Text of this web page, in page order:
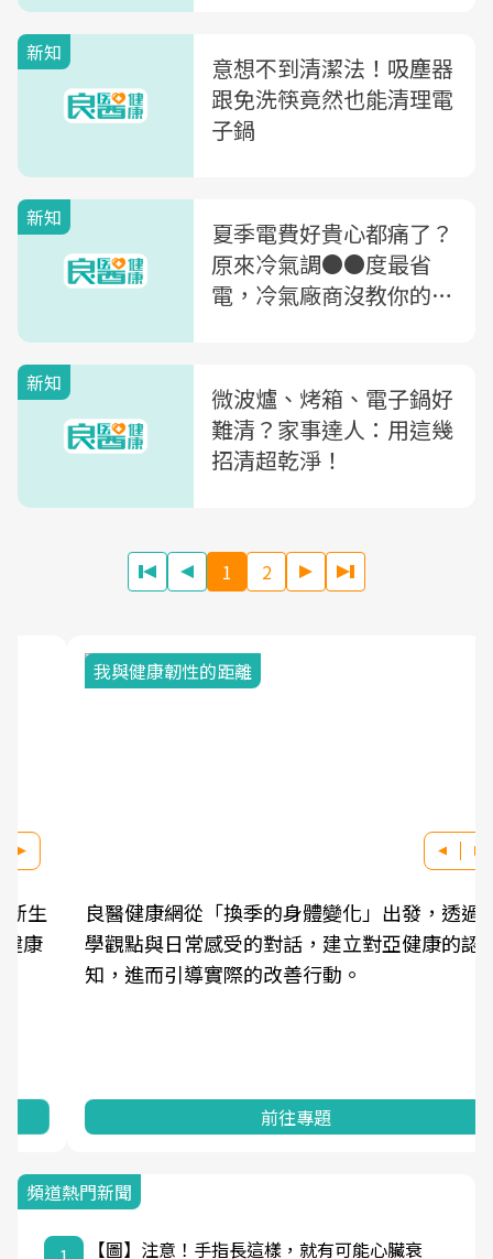
新知
意想不到清潔法！吸塵器
跟免洗筷竟然也能清理電
子鍋
新知
夏季電費好貴心都痛了？
原來冷氣調●●度最省
電，冷氣廠商沒教你的4
新知
微波爐、烤箱、電子鍋好
難清？家事達人：用這幾
招清超乾淨！
1 2
我與健康韌性的距離
良醫健康網從「換季的身體變化」出發，透過醫
學觀點與日常感受的對話，建立對亞健康的認
知，進而引導實際的改善行動。
前往專題
頻道熱門新聞
【圖】注意！手指長這樣，就有可能心臟衰